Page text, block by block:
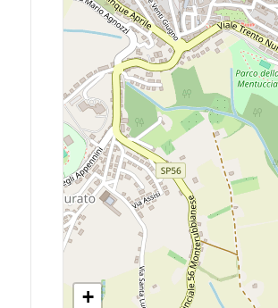
+
Arredato
Nuova costruzione
Lusso